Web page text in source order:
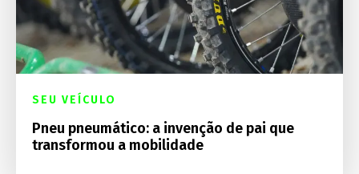
SEU VEÍCULO
Pneu pneumático: a invenção de pai que
transformou a mobilidade